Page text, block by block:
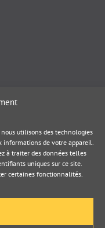
utilisons des technologies
informations de votre appareil.
à traiter des données telles
uniques sur ce site.
certaines fonctionnalités.